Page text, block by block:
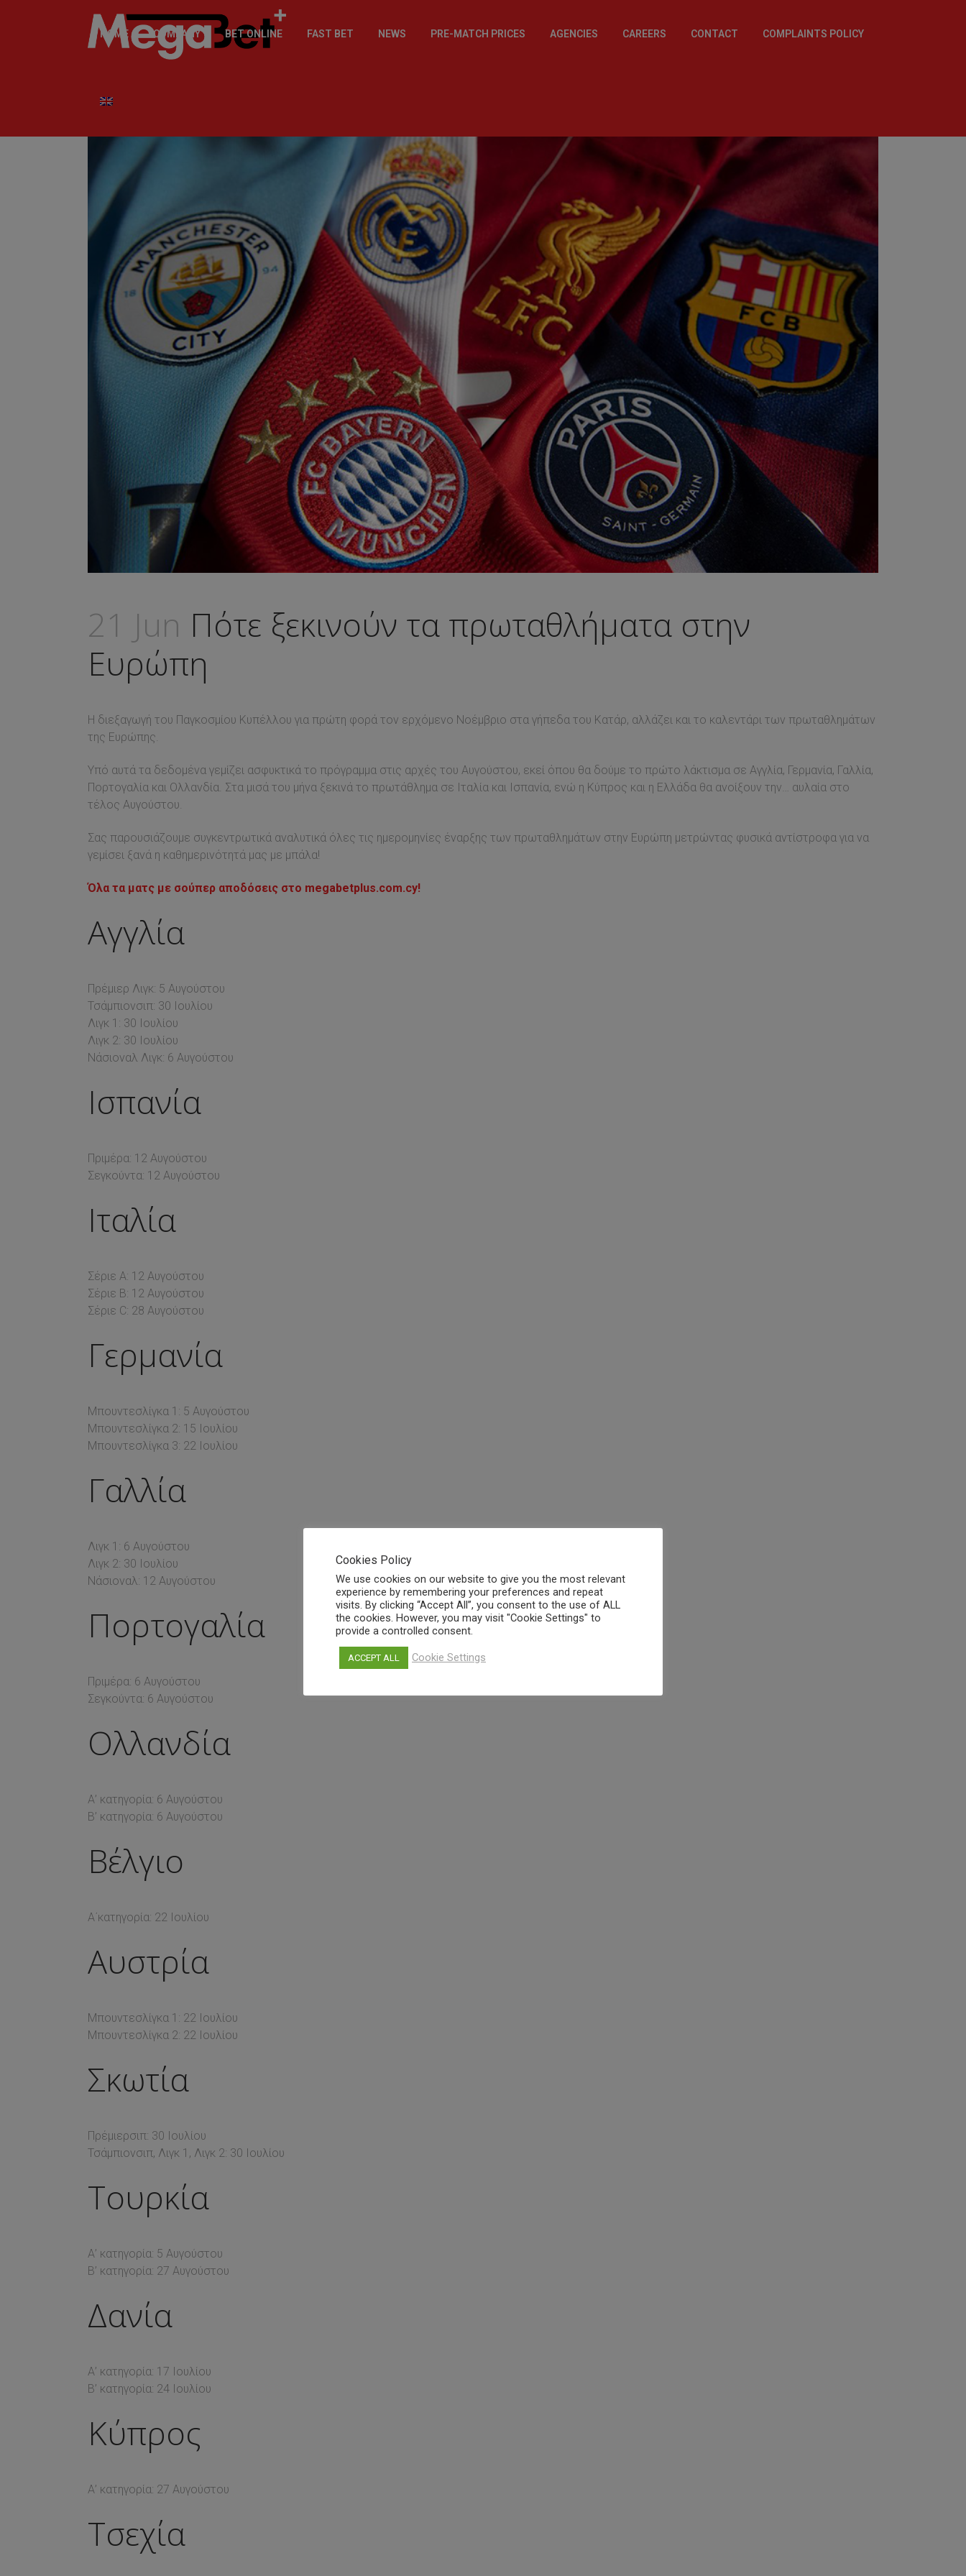
HOME COMPANY BET ONLINE FAST BET NEWS PRE-MATCH PRICES AGENCIES CAREERS CONTACT COMPLAINTS POLICY
21 Jun Πότε ξεκινούν τα πρωταθλήματα στην
Ευρώπη
Η διεξαγωγή του Παγκοσμίου Κυπέλλου για πρώτη φορά τον ερχόμενο Νοέμβριο στα γήπεδα του Κατάρ, αλλάζει και το καλεντάρι των πρωταθλημάτων
της Ευρώπης.
Υπό αυτά τα δεδομένα γεμίζει ασφυκτικά το πρόγραμμα στις αρχές του Αυγούστου, εκεί όπου θα δούμε το πρώτο λάκτισμα σε Αγγλία, Γερμανία, Γαλλία,
Πορτογαλία και Ολλανδία. Στα μισά του μήνα ξεκινά το πρωτάθλημα σε Ιταλία και Ισπανία, ενώ η Κύπρος και η Ελλάδα θα ανοίξουν την… αυλαία στο
τέλος Αυγούστου.
Σας παρουσιάζουμε συγκεντρωτικά αναλυτικά όλες τις ημερομηνίες έναρξης των πρωταθλημάτων στην Ευρώπη μετρώντας φυσικά αντίστροφα για να
γεμίσει ξανά η καθημερινότητά μας με μπάλα!
Όλα τα ματς με σούπερ αποδόσεις στο megabetplus.com.cy!
Αγγλία
Πρέμιερ Λιγκ: 5 Αυγούστου
Τσάμπιονσιπ: 30 Ιουλίου
Λιγκ 1: 30 Ιουλίου
Λιγκ 2: 30 Ιουλίου
Νάσιοναλ Λιγκ: 6 Αυγούστου
Ισπανία
Πριμέρα: 12 Αυγούστου
Σεγκούντα: 12 Αυγούστου
Ιταλία
Σέριε Α: 12 Αυγούστου
Σέριε Β: 12 Αυγούστου
Σέριε C: 28 Αυγούστου
Γερμανία
Μπουντεσλίγκα 1: 5 Αυγούστου
Μπουντεσλίγκα 2: 15 Ιουλίου
Μπουντεσλίγκα 3: 22 Ιουλίου
Γαλλία
Λιγκ 1: 6 Αυγούστου
Λιγκ 2: 30 Ιουλίου
Νάσιοναλ: 12 Αυγούστου
Πορτογαλία
Πριμέρα: 6 Αυγούστου
Σεγκούντα: 6 Αυγούστου
Ολλανδία
Α’ κατηγορία: 6 Αυγούστου
Β’ κατηγορία: 6 Αυγούστου
Βέλγιο
Α΄κατηγορία: 22 Ιουλίου
Αυστρία
Μπουντεσλίγκα 1: 22 Ιουλίου
Μπουντεσλίγκα 2: 22 Ιουλίου
Σκωτία
Πρέμιερσιπ: 30 Ιουλίου
Τσάμπιονσιπ, Λιγκ 1, Λιγκ 2: 30 Ιουλίου
Τουρκία
Α’ κατηγορία: 5 Αυγούστου
Β’ κατηγορία: 27 Αυγούστου
Δανία
Α’ κατηγορία: 17 Ιουλίου
Β’ κατηγορία: 24 Ιουλίου
Κύπρος
Α’ κατηγορία: 27 Αυγούστου
Τσεχία
Cookies Policy
We use cookies on our website to give you the most relevant
experience by remembering your preferences and repeat
visits. By clicking “Accept All”, you consent to the use of ALL
the cookies. However, you may visit "Cookie Settings" to
provide a controlled consent.
ACCEPT ALL Cookie Settings